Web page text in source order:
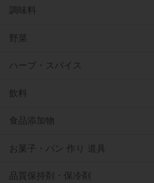
調味料
野菜
ハーブ・スパイス
飲料
食品添加物
お菓子・パン 作り 道具
品質保持剤・保冷剤